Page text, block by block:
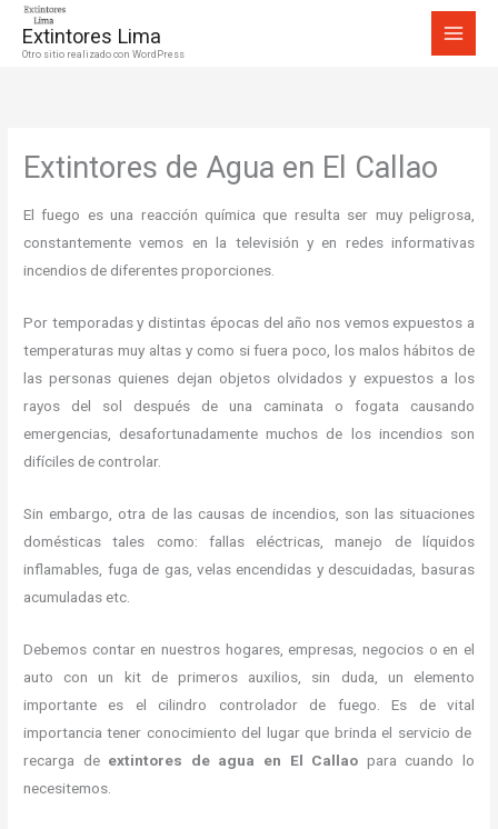
Extintores Lima
Otro sitio realizado con WordPress
Extintores de Agua en El Callao
El fuego es una reacción química que resulta ser muy peligrosa,
constantemente vemos en la televisión y en redes informativas
incendios de diferentes proporciones.
Por temporadas y distintas épocas del año nos vemos expuestos a
temperaturas muy altas y como si fuera poco, los malos hábitos de
las personas quienes dejan objetos olvidados y expuestos a los
rayos del sol después de una caminata o fogata causando
emergencias, desafortunadamente muchos de los incendios son
difíciles de controlar.
Sin embargo, otra de las causas de incendios, son las situaciones
domésticas tales como: fallas eléctricas, manejo de líquidos
inflamables, fuga de gas, velas encendidas y descuidadas, basuras
acumuladas etc.
Debemos contar en nuestros hogares, empresas, negocios o en el
auto con un kit de primeros auxilios, sin duda, un elemento
importante es el cilindro controlador de fuego. Es de vital
importancia tener conocimiento del lugar que brinda el servicio de
recarga de extintores de agua en El Callao para cuando lo
necesitemos.